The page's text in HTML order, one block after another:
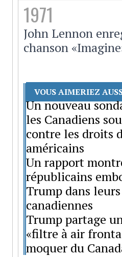
1971
John Lennon
chanson
VOUS AIMERIEZ
Un nouveau
les Canadiens
contre les droits
américains
Un rapport
républicains
Trump dans
canadiennes
Trump partage
«filtre à air
moquer du